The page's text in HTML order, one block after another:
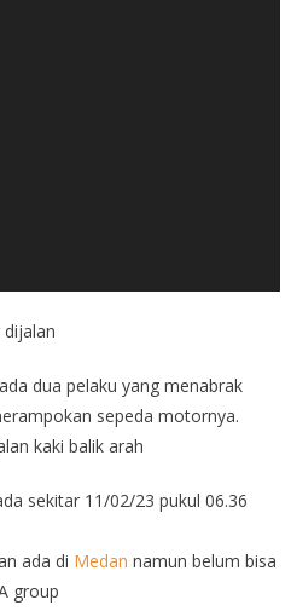
dua pelaku yang menabrak
sepeda motornya.
kaki balik arah
sekitar 11/02/23 pukul 06.36
ada di Medan namun belum bisa
group